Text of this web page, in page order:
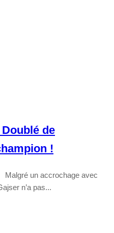
de
!
un accrochage avec
n’a pas...